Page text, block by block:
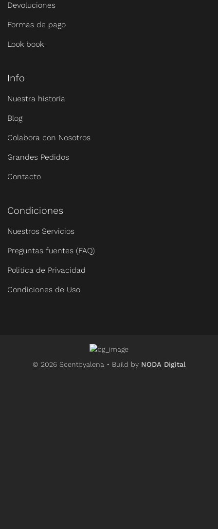
Devoluciones
Formas de pago
Look book
Info
Nuestra historia
Blog
Colabora con Nosotros
Grandes Pedidos
Contacto
Condiciones
Nuestros Servicios
Preguntas fuentes (FAQ)
Politica de Privacidad
Condiciones de Uso
© 2026 Scentbyalena • Build by NODA Digital